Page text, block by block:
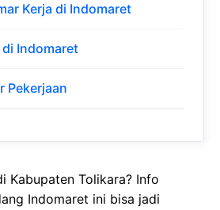
Kerja di Indomaret
Indomaret
Pekerjaan
Kabupaten Tolikara? Info
Indomaret ini bisa jadi